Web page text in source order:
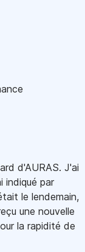
d'AURAS. J'ai
indiqué par
le lendemain,
une nouvelle
la rapidité de